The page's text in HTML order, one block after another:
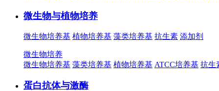
微生物与植物培养
微生物培养基 植物培养基 藻类培养基 抗生素 添加剂
微生物培养
微生物培养基 藻类培养基 植物培养基 ATCC培养基 抗生
蛋白抗体与激酶